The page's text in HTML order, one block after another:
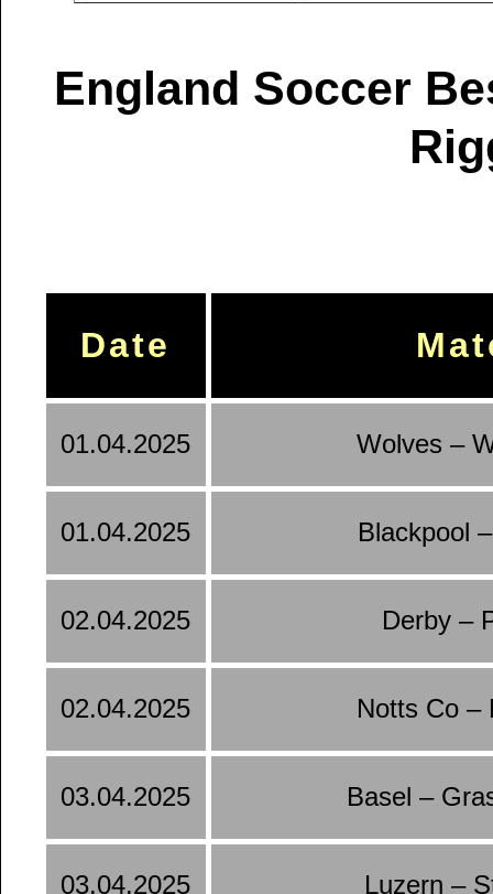
England Soccer
Date
01.04.2025 Wolves –
01.04.2025 Blackpool
02.04.2025 Derby –
02.04.2025 Notts Co –
03.04.2025 Basel –
03.04.2025 Luzern –